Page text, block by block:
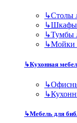
↳Столы
↳Шкафы
↳Тумбы
↳Мойки
↳Кухонная
↳
↳
↳Мебель для